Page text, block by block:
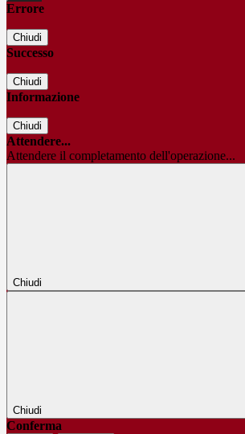
Errore
Chiudi
Successo
Chiudi
Informazione
Chiudi
Attendere...
Attendere il completamento dell'operazione...
Chiudi
Chiudi
Conferma